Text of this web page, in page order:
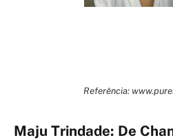
Referência:
Maju Trindade: De